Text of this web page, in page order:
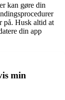
kan gøre din
på. Husk altid at
din app
min